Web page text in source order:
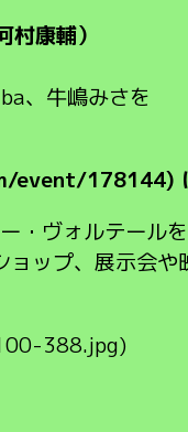
康輔）
、牛嶋みさを
event/178144)
ヴォルテール
ップ、展示会
388.jpg)